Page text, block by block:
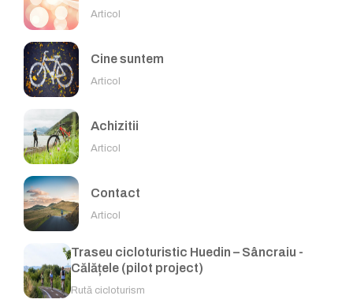
Articol
Cine suntem
Articol
Achizitii
Articol
Contact
Articol
Traseu cicloturistic Huedin – Sâncraiu -
Călățele (pilot project)
Rută cicloturism